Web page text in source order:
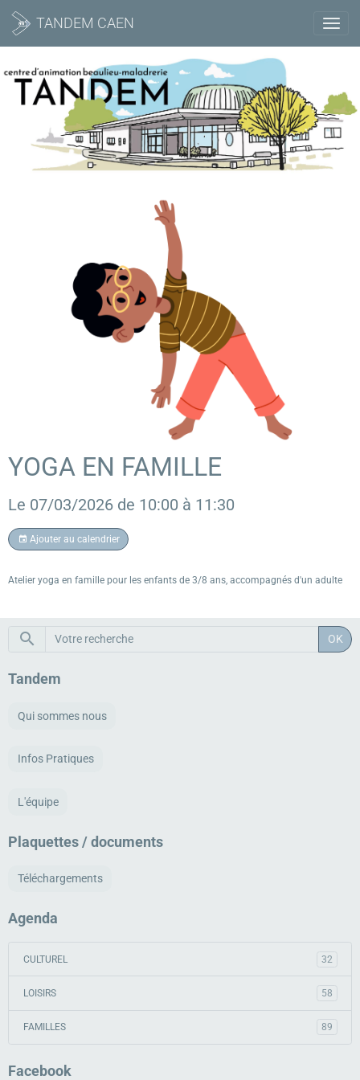
TANDEM CAEN
YOGA EN FAMILLE
Le 07/03/2026 de 10:00 à 11:30
Ajouter au calendrier
Atelier yoga en famille pour les enfants de 3/8 ans, accompagnés d'un adulte
OK
Tandem
Qui sommes nous
Infos Pratiques
L'équipe
Plaquettes / documents
Téléchargements
Agenda
CULTUREL 32
LOISIRS 58
FAMILLES 89
Facebook